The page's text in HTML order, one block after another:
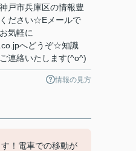
戸市兵庫区の情報豊
ださい☆Eメールで
気軽に
へどうぞ☆知識
連絡いたします(^o^)
情報の見方
！電車での移動が